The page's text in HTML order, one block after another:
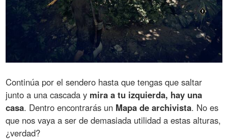
Continúa por el sendero hasta que tengas que saltar
junto a una cascada y mira a tu izquierda, hay una
casa. Dentro encontrarás un Mapa de archivista. No es
que nos vaya a ser de demasiada utilidad a estas alturas,
¿verdad?